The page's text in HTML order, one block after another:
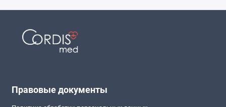
Правовые документы